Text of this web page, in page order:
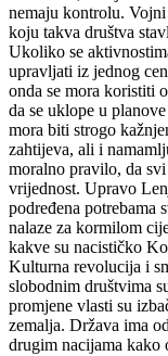
nemaju kontrolu.
koju takva društva
Ukoliko se
upravljati iz jednog
onda se mora koristiti
da se uklope u
mora biti strogo
zahtijeva, ali i
moralno pravilo, da
vrijednost. Upravo
podređena potrebama
nalaze za kormilom
kakve su nacističko
Kulturna revolucija i
slobodnim društvima
promjene vlasti su
zemalja. Država ima
drugim nacijama kako